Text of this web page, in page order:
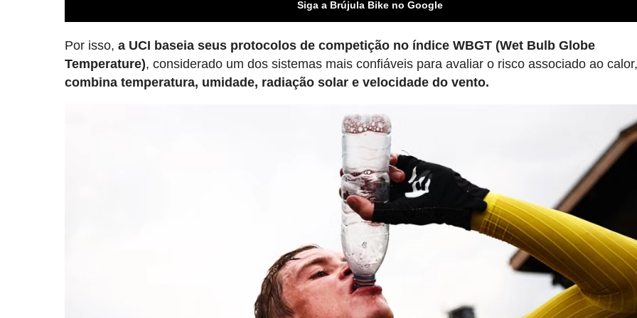
Siga a Brújula Bike no Google
Por isso,a UCI baseia seus protocolos de competição no índice WBGT (Wet Bulb Globe
Temperature), considerado um dos sistemas mais confiáveis para avaliar o risco associado ao
combina temperatura, umidade, radiação solar e velocidade do vento.